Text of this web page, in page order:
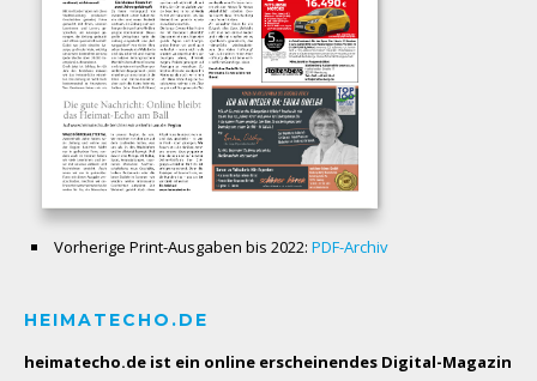
Vorherige Print-Ausgaben bis 2022: PDF-Archiv
HEIMATECHO.DE
heimatecho.de ist ein online erscheinendes Digital-Magazin